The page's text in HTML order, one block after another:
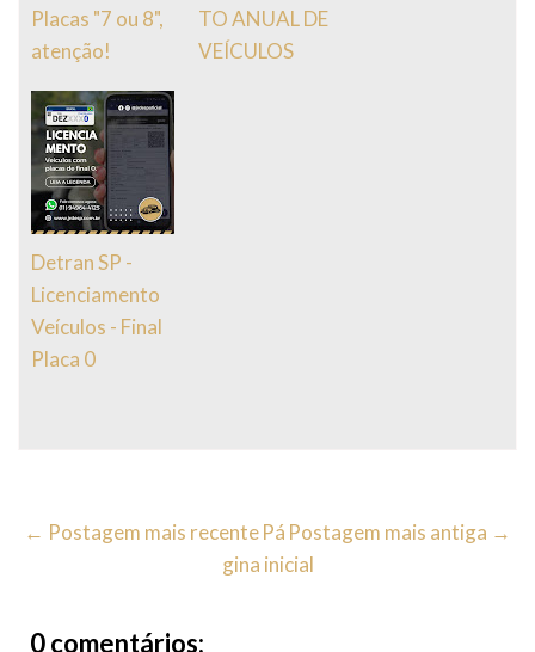
Placas "7 ou 8",
atenção!
TO ANUAL DE
VEÍCULOS
Detran SP -
Licenciamento
Veículos - Final
Placa 0
← Postagem mais recente Postagem mais antiga →
Pá
gina inicial
0 comentários: